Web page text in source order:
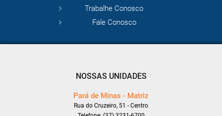
Trabalhe Conosco
Fale Conosco
NOSSAS UNIDADES
Pará de Minas - Matriz
Rua do Cruzeiro, 51 - Centro